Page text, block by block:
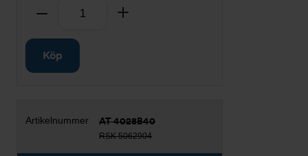
Ta bort
Köp
AT 4028B40
RSK 5062904